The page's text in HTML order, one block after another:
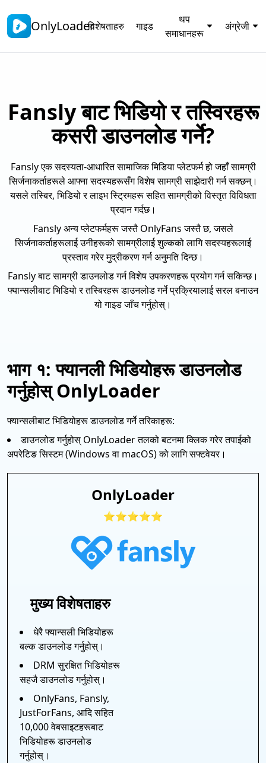
OnlyLoaderविशेषताहरु गाइड
थप
समाधानहरू
अंग्रेजी
Fansly बाट भिडियो र तस्विरहरू
कसरी डाउनलोड गर्ने?
Fansly एक सदस्यता-आधारित सामाजिक मिडिया प्लेटफर्म हो जहाँ सामग्री
सिर्जनाकर्ताहरूले आफ्ना सदस्यहरूसँग विशेष सामग्री साझेदारी गर्न सक्छन्।
यसले तस्बिर, भिडियो र लाइभ स्ट्रिमहरू सहित सामग्रीको विस्तृत विविधता
प्रदान गर्दछ।
Fansly अन्य प्लेटफर्महरू जस्तै OnlyFans जस्तै छ, जसले
सिर्जनाकर्ताहरूलाई उनीहरूको सामग्रीलाई शुल्कको लागि सदस्यहरूलाई
प्रस्ताव गरेर मुद्रीकरण गर्न अनुमति दिन्छ।
Fansly बाट सामग्री डाउनलोड गर्न विशेष उपकरणहरू प्रयोग गर्न सकिन्छ।
फ्यान्सलीबाट भिडियो र तस्बिरहरू डाउनलोड गर्ने प्रक्रियालाई सरल बनाउन
यो गाइड जाँच गर्नुहोस्।
भाग १: फ्यानली भिडियोहरू डाउनलोड
गर्नुहोस् OnlyLoader
फ्यान्सलीबाट भिडियोहरू डाउनलोड गर्ने तरिकाहरू:
डाउनलोड गर्नुहोस् OnlyLoader तलको बटनमा क्लिक गरेर तपाईको
अपरेटिङ सिस्टम (Windows वा macOS) को लागि सफ्टवेयर।
OnlyLoader
⭐⭐⭐⭐⭐
मुख्य विशेषताहरु
धेरै फ्यान्सली भिडियोहरू
बल्क डाउनलोड गर्नुहोस्।
DRM सुरक्षित भिडियोहरू
सहजै डाउनलोड गर्नुहोस्।
OnlyFans, Fansly,
JustForFans, आदि सहित
10,000 वेबसाइटहरूबाट
भिडियोहरू डाउनलोड
गर्नुहोस्।